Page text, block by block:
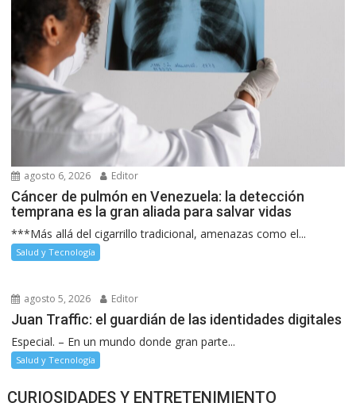
agosto 6, 2026 Editor
Cáncer de pulmón en Venezuela: la detección
temprana es la gran aliada para salvar vidas
***Más allá del cigarrillo tradicional, amenazas como el...
Salud y Tecnología
agosto 5, 2026 Editor
Juan Traffic: el guardián de las identidades digitales
Especial. – En un mundo donde gran parte...
Salud y Tecnología
CURIOSIDADES Y ENTRETENIMIENTO